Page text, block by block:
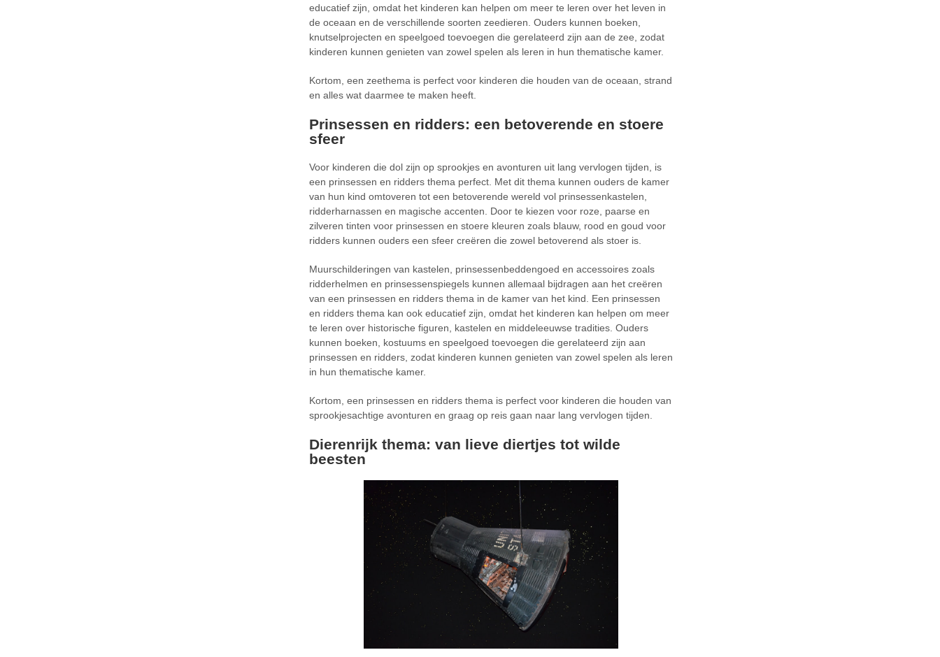
educatief zijn, omdat het kinderen kan helpen om meer te leren over het leven in
de oceaan en de verschillende soorten zeedieren. Ouders kunnen boeken,
knutselprojecten en speelgoed toevoegen die gerelateerd zijn aan de zee, zodat
kinderen kunnen genieten van zowel spelen als leren in hun thematische kamer.
Kortom, een zeethema is perfect voor kinderen die houden van de oceaan, strand
en alles wat daarmee te maken heeft.
Prinsessen en ridders: een betoverende en stoere
sfeer
Voor kinderen die dol zijn op sprookjes en avonturen uit lang vervlogen tijden, is
een prinsessen en ridders thema perfect. Met dit thema kunnen ouders de kamer
van hun kind omtoveren tot een betoverende wereld vol prinsessenkastelen,
ridderharnassen en magische accenten. Door te kiezen voor roze, paarse en
zilveren tinten voor prinsessen en stoere kleuren zoals blauw, rood en goud voor
ridders kunnen ouders een sfeer creëren die zowel betoverend als stoer is.
Muurschilderingen van kastelen, prinsessenbeddengoed en accessoires zoals
ridderhelmen en prinsessenspiegels kunnen allemaal bijdragen aan het creëren
van een prinsessen en ridders thema in de kamer van het kind. Een prinsessen
en ridders thema kan ook educatief zijn, omdat het kinderen kan helpen om meer
te leren over historische figuren, kastelen en middeleeuwse tradities. Ouders
kunnen boeken, kostuums en speelgoed toevoegen die gerelateerd zijn aan
prinsessen en ridders, zodat kinderen kunnen genieten van zowel spelen als leren
in hun thematische kamer.
Kortom, een prinsessen en ridders thema is perfect voor kinderen die houden van
sprookjesachtige avonturen en graag op reis gaan naar lang vervlogen tijden.
Dierenrijk thema: van lieve diertjes tot wilde
beesten